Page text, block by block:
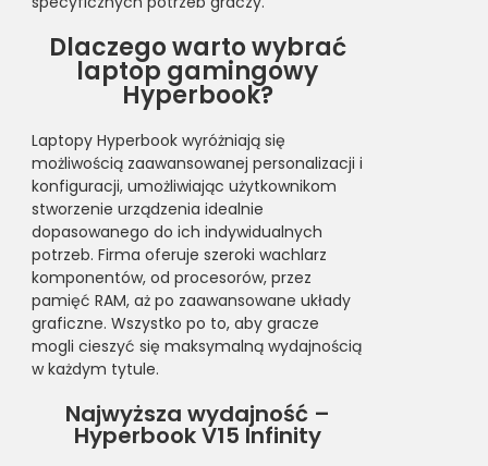
Dlaczego warto wybrać
laptop gamingowy
Hyperbook?
Laptopy Hyperbook wyróżniają się
możliwością zaawansowanej personalizacji i
konfiguracji, umożliwiając użytkownikom
stworzenie urządzenia idealnie
dopasowanego do ich indywidualnych
potrzeb. Firma oferuje szeroki wachlarz
komponentów, od procesorów, przez
pamięć RAM, aż po zaawansowane układy
graficzne. Wszystko po to, aby gracze
mogli cieszyć się maksymalną wydajnością
w każdym tytule.
Najwyższa wydajność –
Hyperbook V15 Infinity